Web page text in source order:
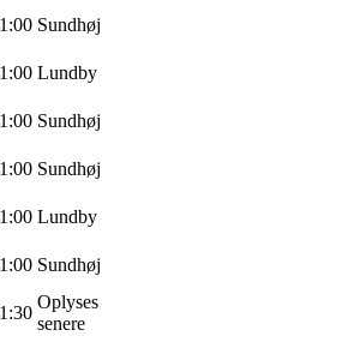
Sundhøj
Lundby
Sundhøj
Sundhøj
Lundby
Sundhøj
Oplyses
senere